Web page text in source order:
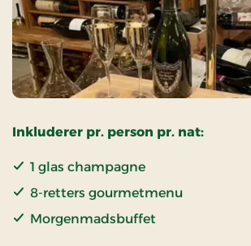
Inkluderer pr. person pr. nat:
1 glas champagne
8-retters gourmetmenu
Morgenmadsbuffet